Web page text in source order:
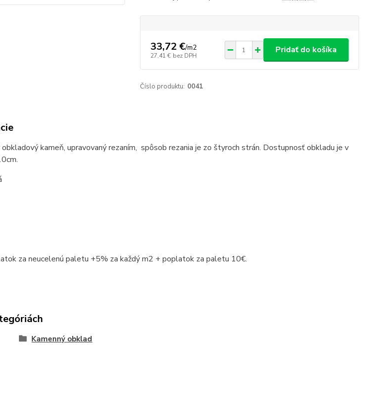
33,72 €/m2
27,41 € bez DPH
Pridať do košíka
Číslo produktu: 0041
kameň, upravovaný rezaním, spôsob rezania je zo štyroch strán. Dostupnosť obkladu je v
za neucelenú paletu +5% za každý m2 + poplatok za paletu 10€.
Kamenný obklad